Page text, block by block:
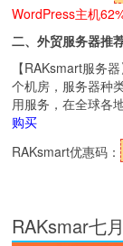
WordPress主机
二、外贸服务器推
【RAKsmart服务
个机房，服务器种
用服务，在全球各
购买
RAKsmart优惠码：
RAKsmar七